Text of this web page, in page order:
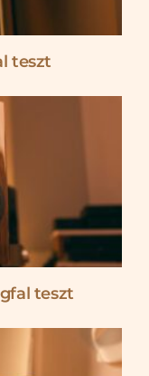
teszt
teszt